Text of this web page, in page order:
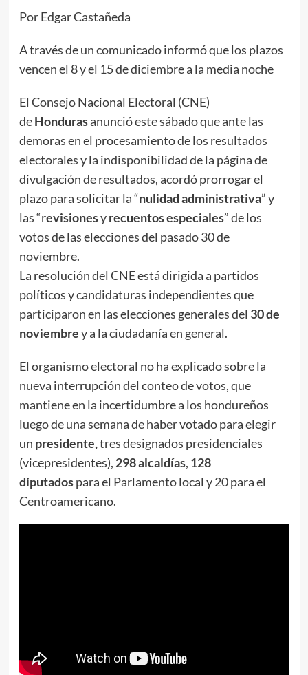
Por Edgar Castañeda
A través de un comunicado informó que los plazos
vencen el 8 y el 15 de diciembre a la media noche
El Consejo Nacional Electoral (CNE)
deHondurasanunció este sábado que ante las
demoras en el procesamiento de los resultados
electorales y la indisponibilidad de la página de
divulgación de resultados, acordó prorrogar el
plazo para solicitar la “nulidad administrativa” y
las “revisionesyrecuentos especiales” de los
votos de las elecciones del pasado 30 de
noviembre.
La resolución del CNE está dirigida a partidos
políticos y candidaturas independientes que
participaron en las elecciones generales del 30 de
noviembrey a la ciudadanía en general.
El organismo electoral no ha explicado sobre la
nueva interrupción del conteo de votos, que
mantiene en la incertidumbre a los hondureños
luego de una semana de haber votado para elegir
un presidente,tres designados presidenciales
(vicepresidentes), 298 alcaldías, 128
diputadospara el Parlamento local y 20 para el
Centroamericano.